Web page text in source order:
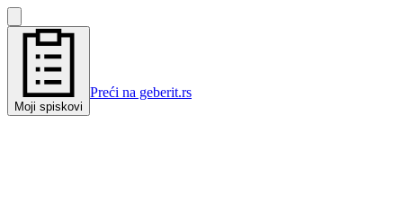
Moji spiskovi
Preći na geberit.rs